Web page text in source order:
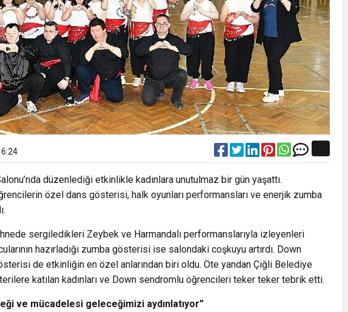
düzenlediği etkinlikle kadınlara unutulmaz bir gün yaşattı.
özel dans gösterisi, halk oyunları performansları ve enerjik zumba
sergiledikleri Zeybek ve Harmandalı performanslarıyla izleyenleri
hazırladığı zumba gösterisi ise salondaki coşkuyu artırdı. Down
de etkinliğin en özel anlarından biri oldu. Öte yandan Çiğli Belediye
katılan kadınları ve Down sendromlu öğrencileri teker teker tebrik etti.
ve mücadelesi geleceğimizi aydınlatıyor”